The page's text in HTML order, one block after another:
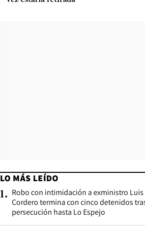
LO MÁS LEÍDO
1. Robo con intimidación a exministro Luis
Cordero termina con cinco detenidos
persecución hasta Lo Espejo